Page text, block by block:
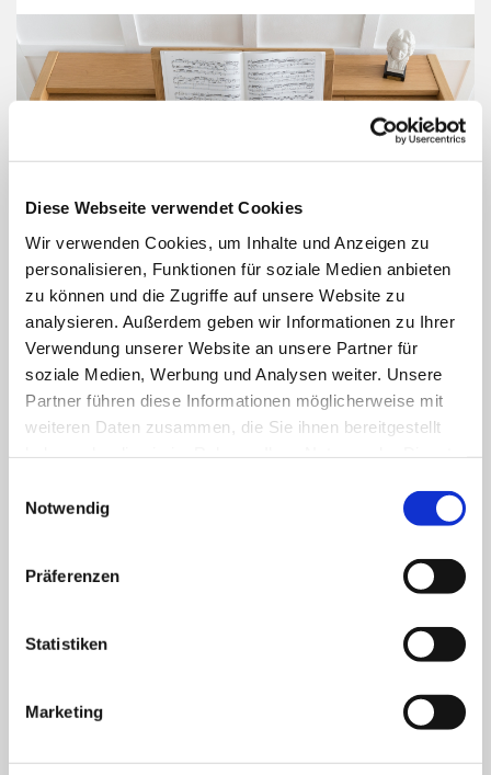
Diese Webseite verwendet Cookies
Wir verwenden Cookies, um Inhalte und Anzeigen zu
personalisieren, Funktionen für soziale Medien anbieten
zu können und die Zugriffe auf unsere Website zu
analysieren. Außerdem geben wir Informationen zu Ihrer
Verwendung unserer Website an unsere Partner für
soziale Medien, Werbung und Analysen weiter. Unsere
Partner führen diese Informationen möglicherweise mit
weiteren Daten zusammen, die Sie ihnen bereitgestellt
Notwendig
Präferenzen
Statistiken
Marketing
Warum eine Digitalorgel?
Die Königin aller Orgeln an unserer Hochschule
Tagaus, tagein wollen alle Studierende die Tasten
klangfarbenreichen Register ziehen und Klänge aus